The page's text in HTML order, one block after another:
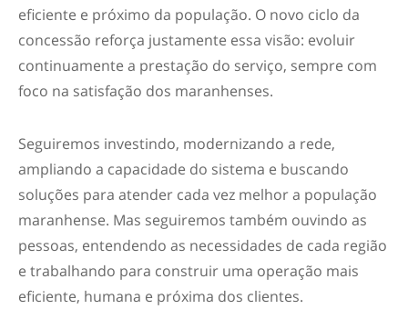
eficiente e próximo da população. O novo ciclo da
concessão reforça justamente essa visão: evoluir
continuamente a prestação do serviço, sempre com
foco na satisfação dos maranhenses.
Seguiremos investindo, modernizando a rede,
ampliando a capacidade do sistema e buscando
soluções para atender cada vez melhor a população
maranhense. Mas seguiremos também ouvindo as
pessoas, entendendo as necessidades de cada região
e trabalhando para construir uma operação mais
eficiente, humana e próxima dos clientes.